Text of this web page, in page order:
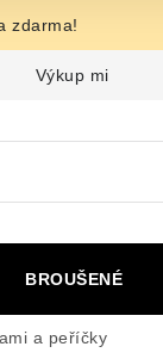
zdarma!
Výkup minerálů
BROUŠENÉ
a peříčky